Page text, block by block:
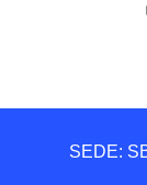
SEDE: